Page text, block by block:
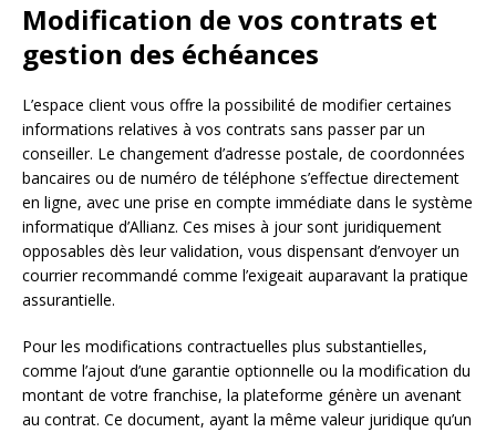
Modification de vos contrats et
gestion des échéances
L’espace client vous offre la possibilité de modifier certaines
informations relatives à vos contrats sans passer par un
conseiller. Le changement d’adresse postale, de coordonnées
bancaires ou de numéro de téléphone s’effectue directement
en ligne, avec une prise en compte immédiate dans le système
informatique d’Allianz. Ces mises à jour sont juridiquement
opposables dès leur validation, vous dispensant d’envoyer un
courrier recommandé comme l’exigeait auparavant la pratique
assurantielle.
Pour les modifications contractuelles plus substantielles,
comme l’ajout d’une garantie optionnelle ou la modification du
montant de votre franchise, la plateforme génère un avenant
au contrat. Ce document, ayant la même valeur juridique qu’un